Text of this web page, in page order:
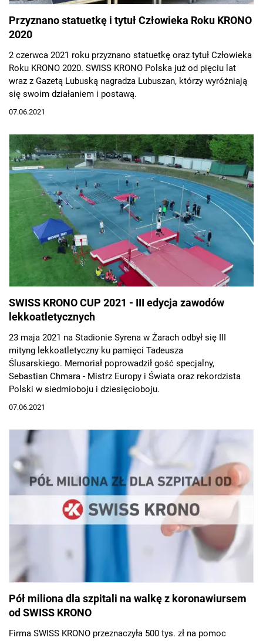
Przyznano statuetkę i tytuł Człowieka Roku KRONO
2020
2 czerwca 2021 roku przyznano statuetkę oraz tytuł Człowieka
Roku KRONO 2020. SWISS KRONO Polska już od pięciu lat
wraz z Gazetą Lubuską nagradza Lubuszan, którzy wyróżniają
się swoim działaniem i postawą.
07.06.2021
SWISS KRONO CUP 2021 - III edycja zawodów
lekkoatletycznych
23 maja 2021 na Stadionie Syrena w Żarach odbył się III
mityng lekkoatletyczny ku pamięci Tadeusza
Ślusarskiego. Memoriał poprowadził gość specjalny,
Sebastian Chmara - Mistrz Europy i Świata oraz rekordzista
Polski w siedmioboju i dziesięcioboju.
07.06.2021
Pół miliona dla szpitali na walkę z koronawiursem
od SWISS KRONO
Firma SWISS KRONO przeznaczyła 500 tys. zł na pomoc